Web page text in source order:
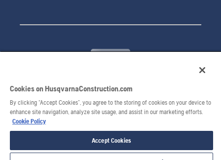
© 2026 Husqvarna AB. Todos los derechos reservados.
Cookies on HusqvarnaConstruction.com
By clicking “Accept Cookies”, you agree to the storing of cookies on your device to
enhance site navigation, analyze site usage, and assist in our marketing efforts.
Cookie Policy
Accept Cookies